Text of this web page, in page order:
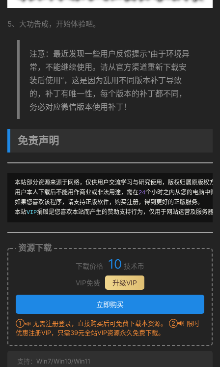
5、大功告成，开始体验吧。
注意：最近发现一些用户反馈提示“由于环境异
常，不能继续使用。请从官方渠道重新下载安
装后使用”，这是因为乱用不同版本补丁导致
的，补丁有唯一性，每个版本的补丁都不同，
务必对应微信版本使用补丁！
免责声明
本站部分资源来源于网络，仅供用户交流学习与研究使用，版权归属原版权方
用户本人下载后不能用作商业或非法用途，需在24个小时之内从您的电脑中彻
如果您喜欢该程序，请支持正版软件，购买注册，得到更好的正版服务。
本站VIP捐赠是您喜欢本站而产生的赞助支持行为，仅用于网站运营及服务器
资源下载
下载价格 10 技术币
VIP免费
升级VIP
立即购买
①📣 无需注册登录，直接购买后可免费下载本资源。 ②🔊 限时
优惠注册VIP，只需39元全站VIP资源永久免费下载。
支持： Win7/Win10/Win11